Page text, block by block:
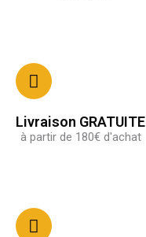
Livraison GRATUITE
à partir de 180€ d'achat